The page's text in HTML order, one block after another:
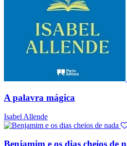
A palavra mágica
Isabel Allende